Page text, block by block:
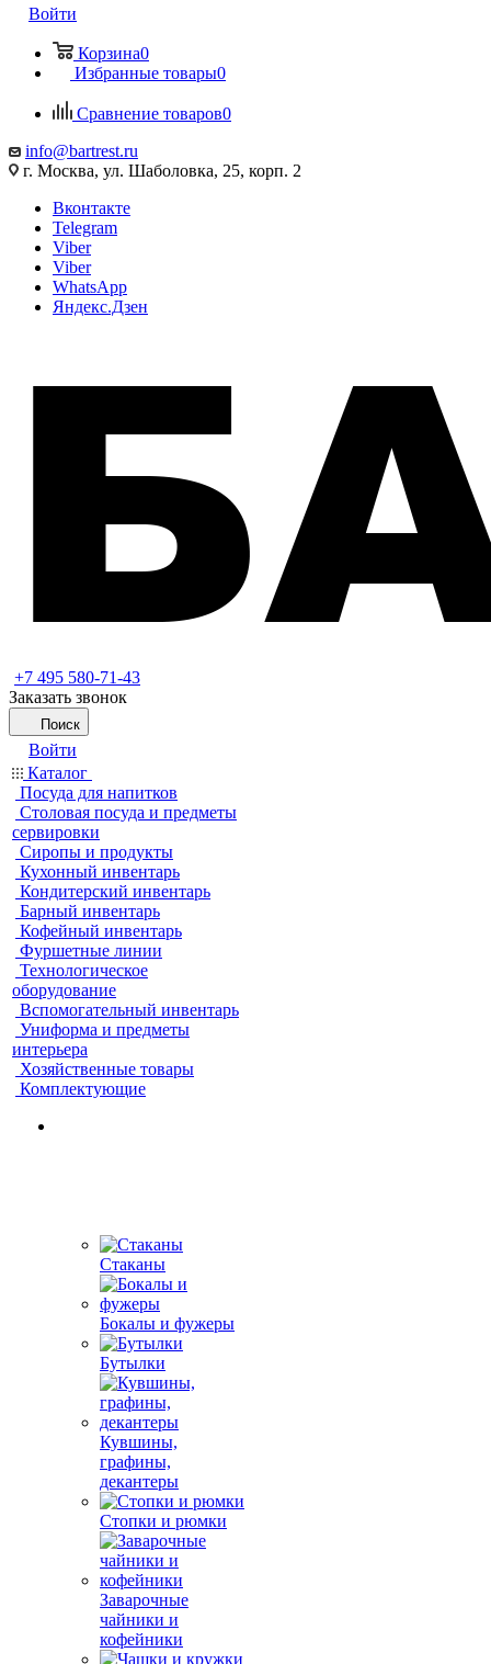
Войти
Корзина0
Избранные товары0
Сравнение товаров0
info@bartrest.ru
г. Москва, ул. Шаболовка, 25, корп. 2
Вконтакте
Telegram
Viber
Viber
WhatsApp
Яндекс.Дзен
+7 495 580-71-43
Заказать звонок
Поиск
Войти
Каталог
Посуда для напитков
Столовая посуда и предметы
сервировки
Сиропы и продукты
Кухонный инвентарь
Кондитерский инвентарь
Барный инвентарь
Кофейный инвентарь
Фуршетные линии
Технологическое
оборудование
Вспомогательный инвентарь
Униформа и предметы
интерьера
Хозяйственные товары
Комплектующие
Стаканы
Бокалы и фужеры
Бутылки
Кувшины,
графины,
декантеры
Стопки и рюмки
Заварочные
чайники и
кофейники